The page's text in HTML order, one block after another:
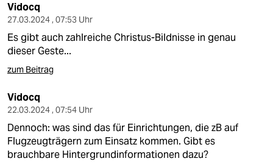
Vidocq
27.03.2024 , 07:53 Uhr
Es gibt auch zahlreiche Christus-Bildnisse in genau
dieser Geste...
zum Beitrag
Vidocq
22.03.2024 , 07:54 Uhr
Dennoch: was sind das für Einrichtungen, die zB auf
Flugzeugträgern zum Einsatz kommen. Gibt es
brauchbare Hintergrundinformationen dazu?